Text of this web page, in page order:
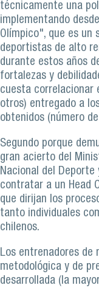
técnicamente una
implementando
Olímpico", que es un
deportistas de alto
durante estos años
fortalezas y
cuesta correlacionar
otros) entregado a
obtenidos (número
Segundo porque
gran acierto del
Nacional del
contratar a un Head
que dirijan los
tanto individuales
chilenos.
Los entrenadores de
metodológica y de
desarrollada (la